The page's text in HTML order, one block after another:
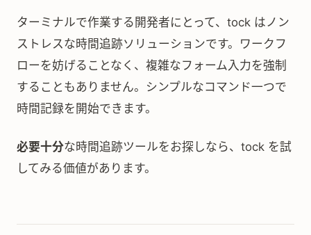
ターミナルで作業する開発者にとって、tock はノン
ストレスな時間追跡ソリューションです。ワークフ
ローを妨げることなく、複雑なフォーム入力を強制
することもありません。シンプルなコマンド一つで
時間記録を開始できます。
必要十分な時間追跡ツールをお探しなら、tock を試
してみる価値があります。